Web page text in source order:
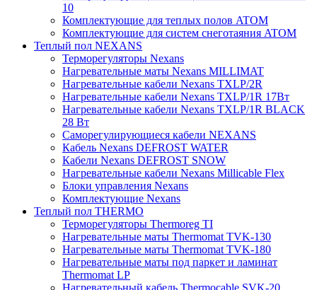
10
Комплектующие для теплых полов ATOM
Комплектующие для систем снеготаяния ATOM
Теплый пол NEXANS
Терморегуляторы Nexans
Нагревательные маты Nexans MILLIMAT
Нагревательные кабели Nexans TXLP/2R
Нагревательные кабели Nexans TXLP/1R 17Вт
Нагревательные кабели Nexans TXLP/1R BLACK
28 Вт
Саморегулирующиеся кабели NEXANS
Кабель Nexans DEFROST WATER
Кабели Nexans DEFROST SNOW
Нагревательные кабели Nexans Millicable Flex
Блоки управления Nexans
Комплектующие Nexans
Теплый пол THERMO
Терморегуляторы Thermoreg TI
Нагревательные маты Thermomat TVK-130
Нагревательные маты Thermomat TVK-180
Нагревательные маты под паркет и ламинат
Thermomat LP
Нагревательный кабель Thermocable SVK-20